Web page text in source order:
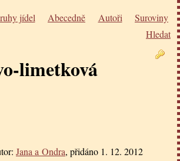
jídel Abecedně Autoři
Suroviny
Hledat
limetková
Jana a Ondra, přidáno 1. 12. 2012